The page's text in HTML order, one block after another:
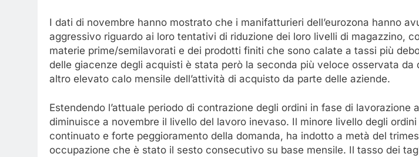
I dati di novembre hanno mostrato che i manifatturieri dell’eurozona hanno
aggressivo riguardo ai loro tentativi di riduzione dei loro livelli di magazzino,
materie prime/semilavorati e dei prodotti finiti che sono calate a tassi più
delle giacenze degli acquisti è stata però la seconda più veloce osservata da
altro elevato calo mensile dell’attività di acquisto da parte delle aziende.
Estendendo l’attuale periodo di contrazione degli ordini in fase di lavorazione
diminuisce a novembre il livello del lavoro inevaso. Il minore livello degli
continuato e forte peggioramento della domanda, ha indotto a metà del
occupazione che è stato il sesto consecutivo su base mensile. Il tasso dei